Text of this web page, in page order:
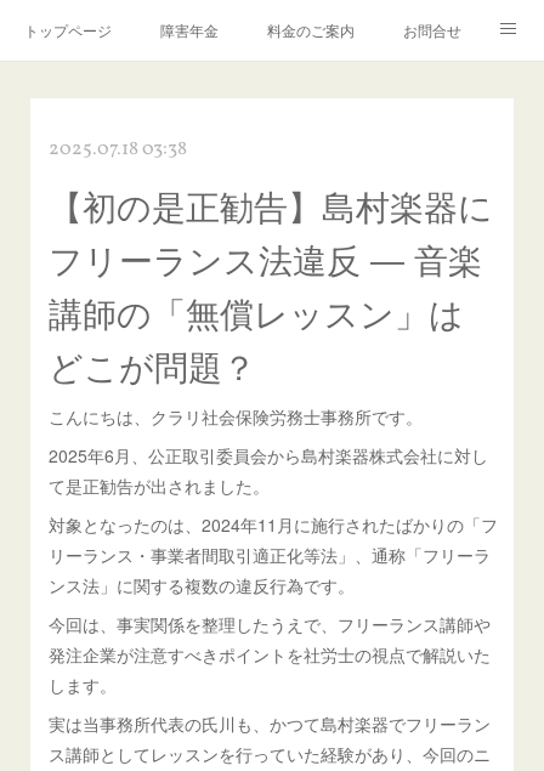
トップページ 障害年金 料金のご案内 お問合せ
2025.07.18 03:38
【初の是正勧告】島村楽器に
フリーランス法違反 ― 音楽
講師の「無償レッスン」は
どこが問題？
こんにちは、クラリ社会保険労務士事務所です。
2025年6月、公正取引委員会から島村楽器株式会社に対し
て是正勧告が出されました。
対象となったのは、2024年11月に施行されたばかりの「フ
リーランス・事業者間取引適正化等法」、通称「フリーラ
ンス法」に関する複数の違反行為です。
今回は、事実関係を整理したうえで、フリーランス講師や
発注企業が注意すべきポイントを社労士の視点で解説いた
します。
実は当事務所代表の氏川も、かつて島村楽器でフリーラン
ス講師としてレッスンを行っていた経験があり、今回のニ